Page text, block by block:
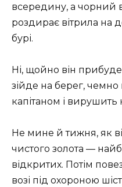
всередину, а чорний
роздирає вітрила на
бурі.
Ні, щойно він
зійде на берег,
капітаном і вирушить
Не мине й тижня, як
чистого золота —
відкритих. Потім
возі під охороною